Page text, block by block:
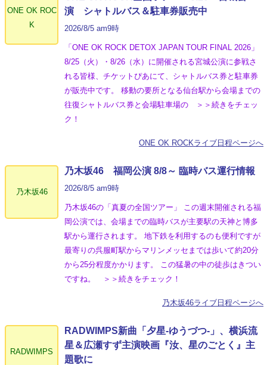
ONE OK ROC
K
演 シャトルバス＆駐車券販売中
2026/8/5 am9時
「ONE OK ROCK DETOX JAPAN TOUR FINAL 2026」
8/25（火）・8/26（水）に開催される宮城公演に参戦さ
れる皆様、チケットぴあにて、シャトルバス券と駐車券
が販売中です。 移動の要所となる仙台駅から会場までの
往復シャトルバス券と会場駐車場の ＞＞続きをチェッ
ク！
ONE OK ROCKライブ日程ページへ
乃木坂46
乃木坂46 福岡公演 8/8～ 臨時バス運行情報
2026/8/5 am9時
乃木坂46の「真夏の全国ツアー」 この週末開催される福
岡公演では、会場までの臨時バスが主要駅の天神と博多
駅から運行されます。 地下鉄を利用するのも便利ですが
最寄りの呉服町駅からマリンメッセまでは歩いて約20分
から25分程度かかります。 この猛暑の中の徒歩はきつい
ですね。 ＞＞続きをチェック！
乃木坂46ライブ日程ページへ
RADWIMPS
RADWIMPS新曲「夕星-ゆうづつ-」、横浜流
星＆広瀬すず主演映画『汝、星のごとく』主
題歌に